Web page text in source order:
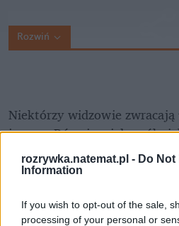
rozrywka.natemat.pl - Do
Information
If you wish to opt-out of the sale,
processing of your personal or
Rozwiń
Niektórzy widzowie zwracają
innego. Równie wiele osób,
czy broniących serialu,
śmiertelnie ich przeraził.
jej nastrój podczas